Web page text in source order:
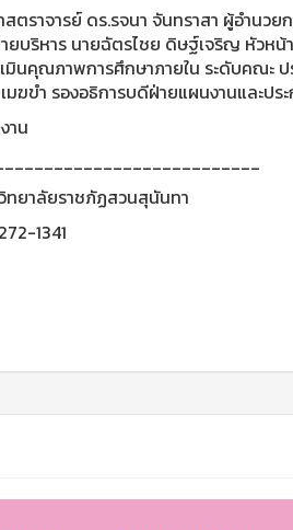
สตราจารย์ ดร.รจนา จันทราสา ผู้อำน
ยบริหาร นายฉัตรไชย ดิษฐ์เจริญ หัวหน้
มินคุณภาพการศึกษาภายใน ระดับคณะ
มฆขำ รองอธิการบดีฝ่ายแผนงานและป
าน
ยาลัยราชภัฏสวนสุนันทา
1341